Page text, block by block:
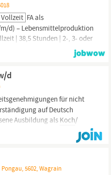
Vollzeit FA als
d) – Lebensmittelproduktion
| 38,5 Stunden | 2-, 3- oder
im Lebensmittelbereich
in einem modernen
Hygiene und
d
für nicht
auf Deutsch
Ausbildung als Koch/
als Chef de Partie. Du bist
und professionelles Auftreten.
Arbeitsweise sowie...
5602, Wagrain